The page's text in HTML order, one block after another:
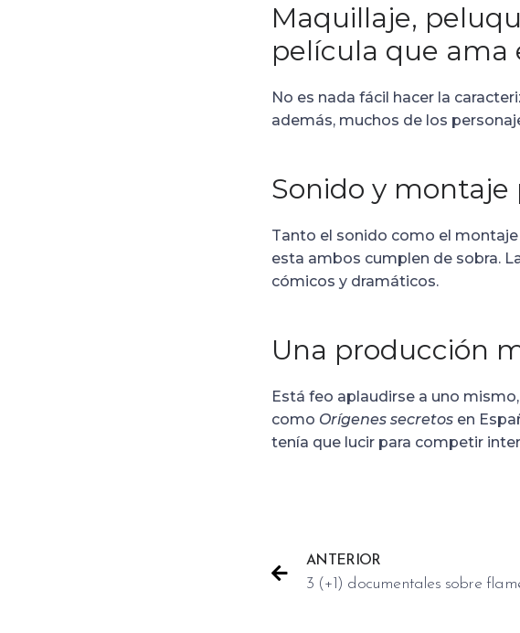
Maquillaje,
película que ama
No es nada fácil hacer la
además, muchos de los
Sonido y
Tanto el sonido como el
esta ambos cumplen de sobra.
cómicos y dramáticos.
Una producción
Está feo aplaudirse a uno
como Orígenes secretos en
tenía que lucir para competir
ANTERIOR